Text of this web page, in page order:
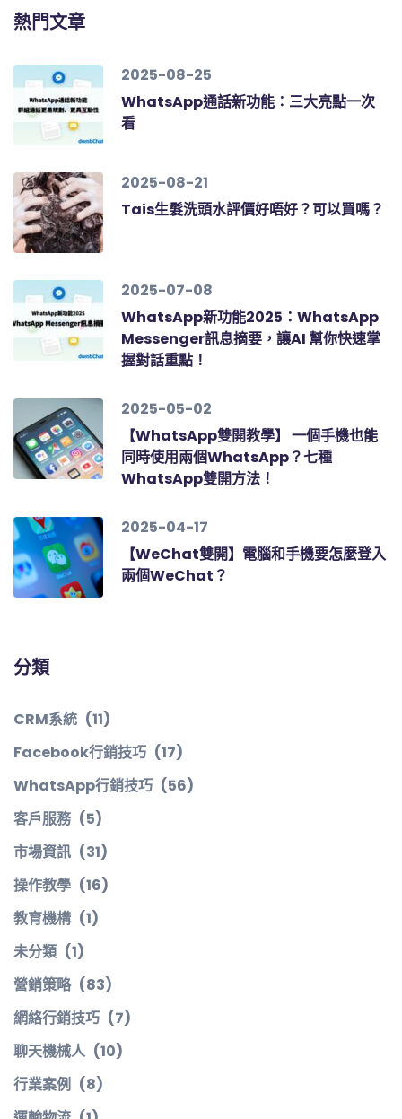
熱門文章
2025-08-25
WhatsApp通話新功能：三大亮點一次
看
2025-08-21
Tais生髮洗頭水評價好唔好？可以買嗎？
2025-07-08
WhatsApp新功能2025：WhatsApp
Messenger訊息摘要，讓AI 幫你快速掌
握對話重點！
2025-05-02
【WhatsApp雙開教學】 一個手機也能
同時使用兩個WhatsApp？七種
WhatsApp雙開方法！
2025-04-17
【WeChat雙開】電腦和手機要怎麼登入
兩個WeChat？
分類
CRM系統 (11)
Facebook行銷技巧 (17)
WhatsApp行銷技巧 (56)
客戶服務 (5)
市場資訊 (31)
操作教學 (16)
教育機構 (1)
未分類 (1)
營銷策略 (83)
網絡行銷技巧 (7)
聊天機械人 (10)
行業案例 (8)